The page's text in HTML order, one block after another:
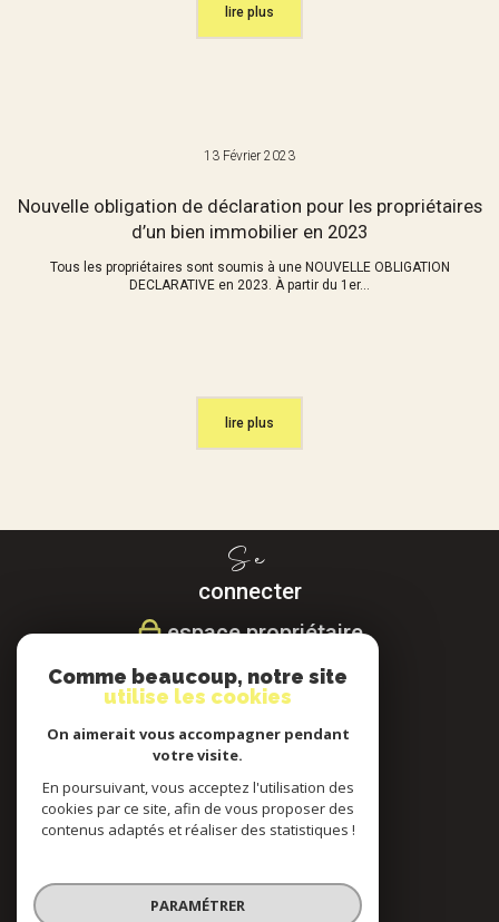
lire plus
13 Février 2023
Nouvelle obligation de déclaration pour les propriétaires
d’un bien immobilier en 2023
Tous les propriétaires sont soumis à une NOUVELLE OBLIGATION
DECLARATIVE en 2023. À partir du 1er...
lire plus
Se
connecter
espace propriétaire
Nous
Nous
Comme beaucoup, notre site
utilise les cookies
On aimerait vous accompagner pendant
votre visite.
En poursuivant, vous acceptez l'utilisation des
cookies par ce site, afin de vous proposer des
contenus adaptés et réaliser des statistiques !
PARAMÉTRER